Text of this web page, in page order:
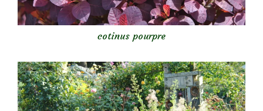
cotinus pourpre